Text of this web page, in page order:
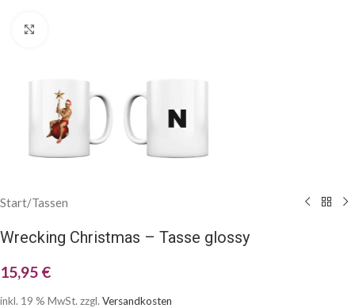
Start/Tassen
Wrecking Christmas – Tasse glossy
15,95 €
inkl. 19 % MwSt. zzgl. Versandkosten